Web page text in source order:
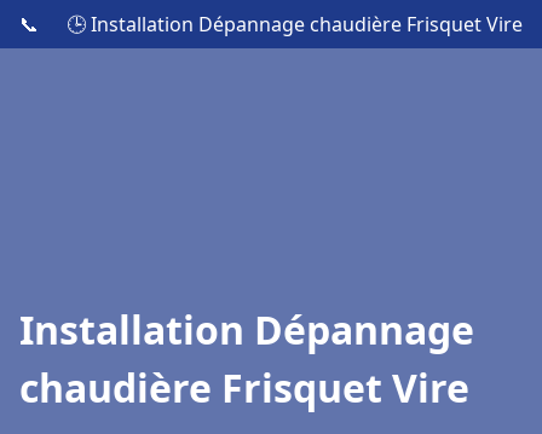
📞 🕒 Installation Dépannage chaudière Frisquet Vire
Installation Dépannage
chaudière Frisquet Vire